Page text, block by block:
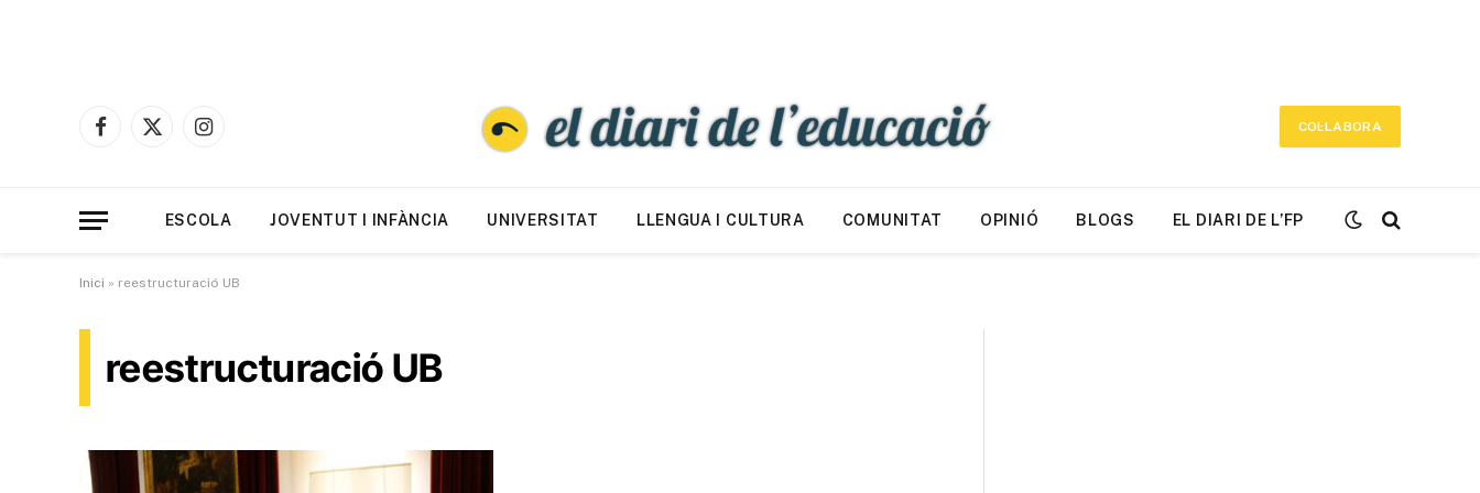
Facebook
X
Instagram
COL·LABORA
ESCOLA JOVENTUT I INFÀNCIA UNIVERSITAT LLENGUA I CULTURA COMUNITAT OPINIÓ BLOGS EL DIARI DE L’FP
Inici » reestructuració UB
reestructuració UB